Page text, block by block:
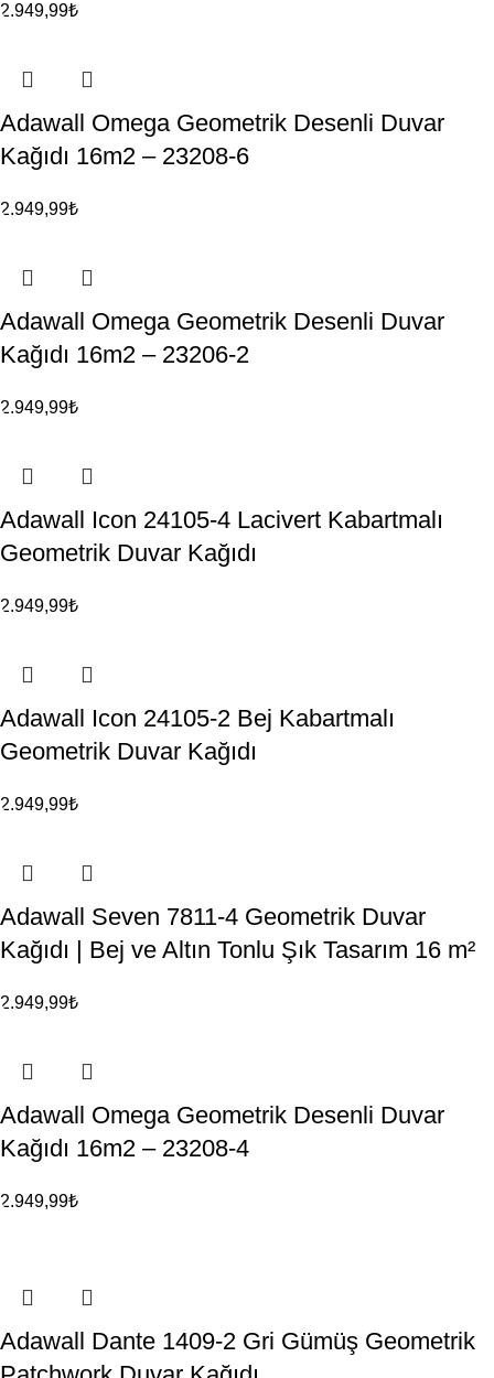
2.949,99₺
Adawall Omega Geometrik Desenli Duvar
Kağıdı 16m2 – 23208-6
2.949,99₺
Adawall Omega Geometrik Desenli Duvar
Kağıdı 16m2 – 23206-2
2.949,99₺
Adawall Icon 24105-4 Lacivert Kabartmalı
Geometrik Duvar Kağıdı
2.949,99₺
Adawall Icon 24105-2 Bej Kabartmalı
Geometrik Duvar Kağıdı
2.949,99₺
Adawall Seven 7811-4 Geometrik Duvar
Kağıdı | Bej ve Altın Tonlu Şık Tasarım 16 m²
2.949,99₺
Adawall Omega Geometrik Desenli Duvar
Kağıdı 16m2 – 23208-4
2.949,99₺
Adawall Dante 1409-2 Gri Gümüş Geometrik